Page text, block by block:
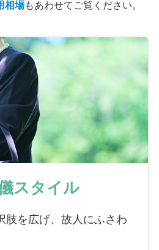
相場もあわせてご覧ください。
スタイル
肢を広げ、故人にふさわ